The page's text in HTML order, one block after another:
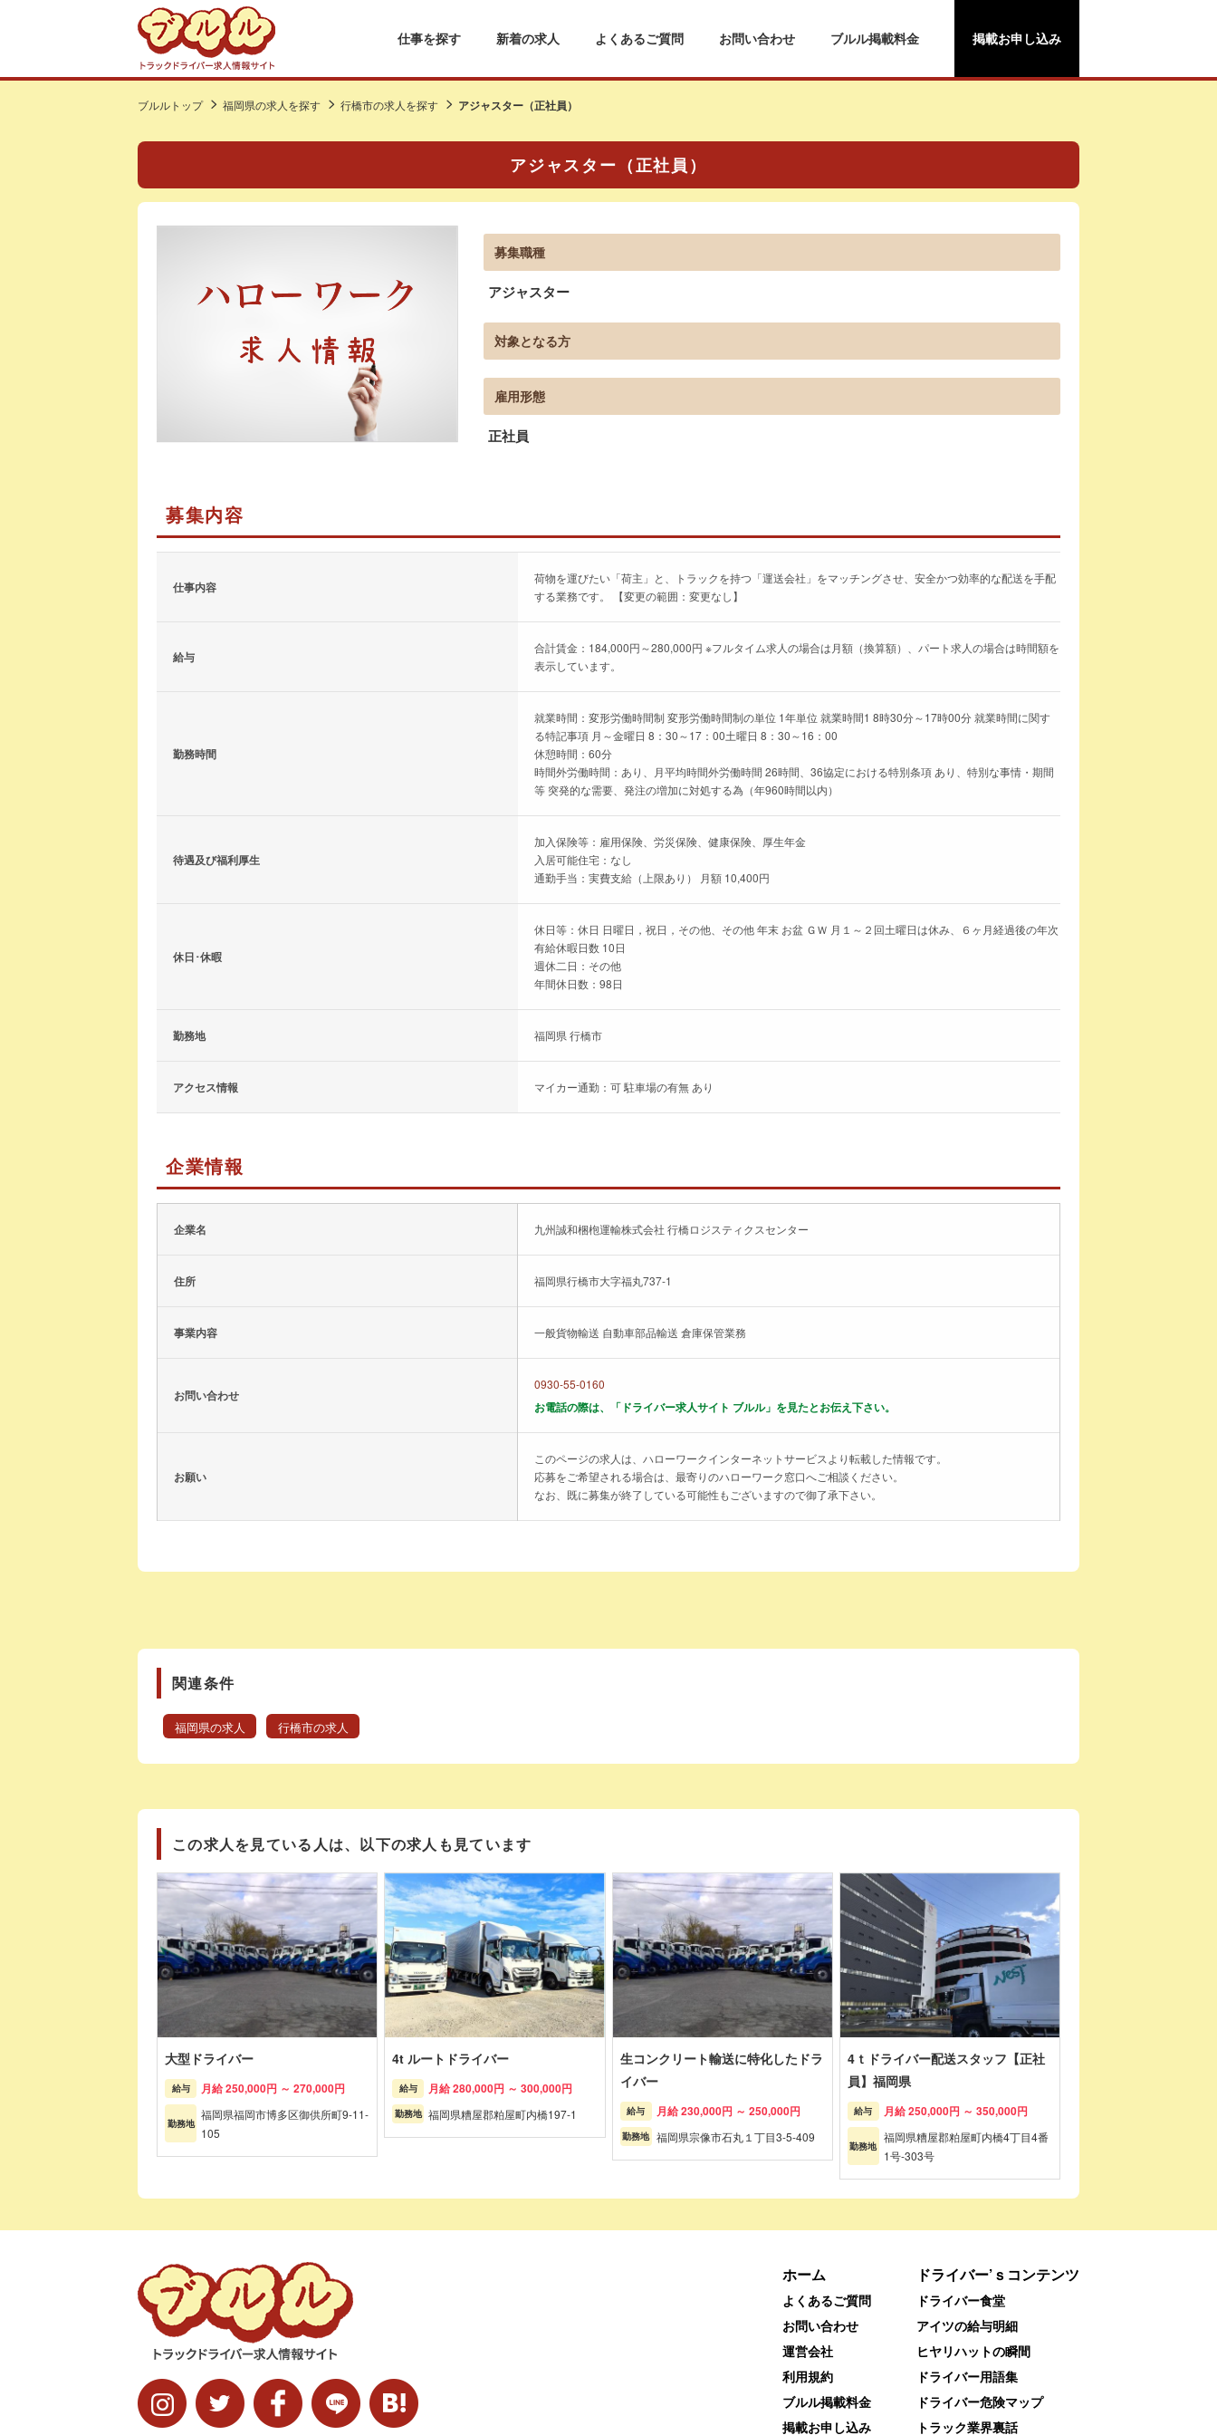
仕事を探す 新着の求人 よくあるご質問 お問い合わせ ブルル掲載料金 掲載お申し込み
ブルルトップ 福岡県の求人を探す 行橋市の求人を探す アジャスター（正社員）
アジャスター（正社員）
募集職種
アジャスター
対象となる方
雇用形態
正社員
募集内容
仕事内容
荷物を運びたい「荷主」と、トラックを持つ「運送会社」をマッチングさせ、安全かつ効率的な配送を手配
する業務です。 【変更の範囲：変更なし】
給与
合計賃金：184,000円～280,000円 ※フルタイム求人の場合は月額（換算額）、パート求人の場合は時間額を
表示しています。
勤務時間
就業時間：変形労働時間制 変形労働時間制の単位 1年単位 就業時間1 8時30分～17時00分 就業時間に関す
る特記事項 月～金曜日 8：30～17：00土曜日 8：30～16：00
休憩時間：60分
時間外労働時間：あり、月平均時間外労働時間 26時間、36協定における特別条項 あり、特別な事情・期間
等 突発的な需要、発注の増加に対処する為（年960時間以内）
待遇及び福利厚生
加入保険等：雇用保険、労災保険、健康保険、厚生年金
入居可能住宅：なし
通勤手当：実費支給（上限あり） 月額 10,400円
休日･休暇
休日等：休日 日曜日，祝日，その他、その他 年末 お盆 ＧＷ 月１～２回土曜日は休み、６ヶ月経過後の年次
有給休暇日数 10日
週休二日：その他
年間休日数：98日
勤務地 福岡県 行橋市
アクセス情報 マイカー通勤：可 駐車場の有無 あり
企業情報
企業名 九州誠和梱枹運輸株式会社 行橋ロジスティクスセンター
住所 福岡県行橋市大字福丸737-1
事業内容 一般貨物輸送 自動車部品輸送 倉庫保管業務
お問い合わせ
0930-55-0160
お電話の際は、「ドライバー求人サイト ブルル」を見たとお伝え下さい。
お願い
このページの求人は、ハローワークインターネットサービスより転載した情報です。
応募をご希望される場合は、最寄りのハローワーク窓口へご相談ください。
なお、既に募集が終了している可能性もございますので御了承下さい。
関連条件
福岡県の求人 行橋市の求人
この求人を見ている人は、以下の求人も見ています
大型ドライバー
給与 月給 250,000円 ～ 270,000円
勤務地
福岡県福岡市博多区御供所町9-11-
105
4t ルートドライバー
給与 月給 280,000円 ～ 300,000円
勤務地 福岡県糟屋郡粕屋町内橋197-1
生コンクリート輸送に特化したドラ
イバー
給与 月給 230,000円 ～ 250,000円
勤務地 福岡県宗像市石丸１丁目3-5-409
4ｔドライバー配送スタッフ【正社
員】福岡県
給与 月給 250,000円 ～ 350,000円
勤務地
福岡県糟屋郡粕屋町内橋4丁目4番
1号-303号
ホーム
よくあるご質問
お問い合わせ
運営会社
利用規約
ブルル掲載料金
掲載お申し込み
ドライバー’ｓコンテンツ
ドライバー食堂
アイツの給与明細
ヒヤリハットの瞬間
ドライバー用語集
ドライバー危険マップ
トラック業界裏話